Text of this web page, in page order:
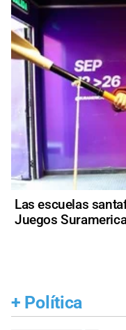
Las escuelas
Juegos
+ Política